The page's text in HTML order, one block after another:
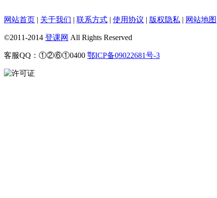
网站首页 | 关于我们 | 联系方式 | 使用协议 | 版权隐私 | 网站地图
©2011-2014 登课网 All Rights Reserved
客服QQ：①②⑥①0400 鄂ICP备09022681号-3